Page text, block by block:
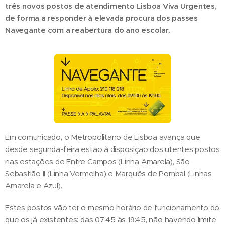
três novos postos de atendimento Lisboa Viva Urgentes,
de forma a responder à elevada procura dos passes
Navegante com a reabertura do ano escolar.
Em comunicado, o Metropolitano de Lisboa avança que
desde segunda-feira estão à disposição dos utentes postos
nas estações de Entre Campos (Linha Amarela), São
Sebastião II (Linha Vermelha) e Marquês de Pombal (Linhas
Amarela e Azul).
Estes postos vão ter o mesmo horário de funcionamento do
que os já existentes: das 07:45 às 19:45, não havendo limite